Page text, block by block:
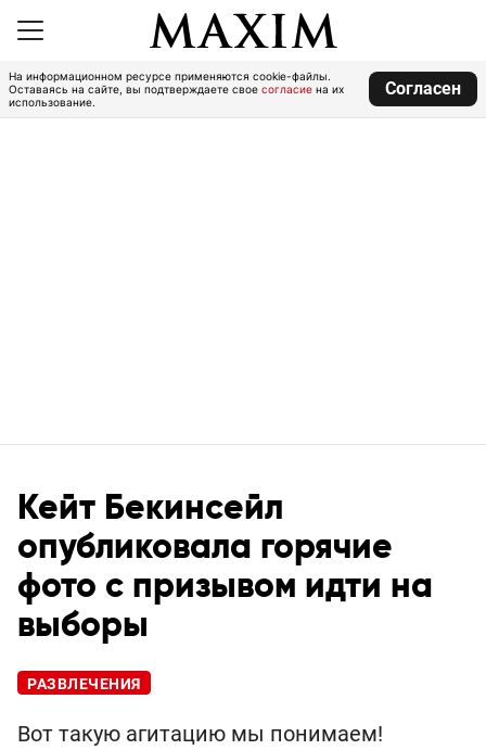
На информационном ресурсе применяются cookie-файлы.
Оставаясь на сайте, вы подтверждаете свое согласие на их
использование.
Согласен
Кейт Бекинсейл
опубликовала горячие
фото с призывом идти на
выборы
РАЗВЛЕЧЕНИЯ
Вот такую агитацию мы понимаем!